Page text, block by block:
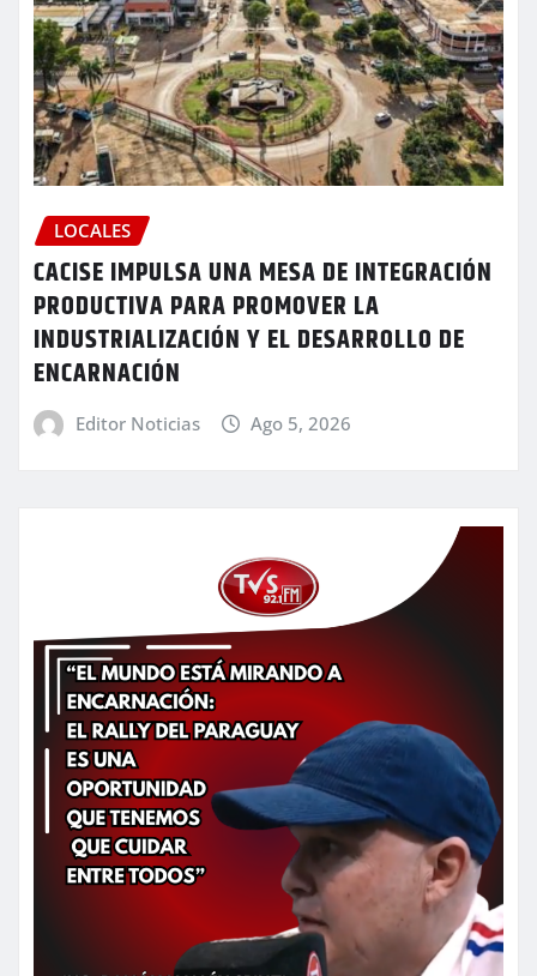
LOCALES
CACISE IMPULSA UNA MESA DE INTEGRACIÓN
PRODUCTIVA PARA PROMOVER LA
INDUSTRIALIZACIÓN Y EL DESARROLLO DE
ENCARNACIÓN
Editor Noticias Ago 5, 2026